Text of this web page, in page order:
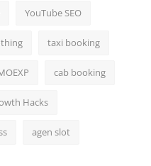
YouTube SEO
taxi booking
cab booking
Hacks
agen slot